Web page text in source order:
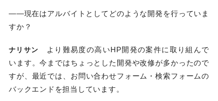
――現在はアルバイトとしてどのような開発を行っていま
すか？
ナリサン
より難易度の高いHP開発の案件に取り組んで
います。今まではちょっとした開発や改修が多かったので
すが、最近では、お問い合わせフォーム・検索フォームの
バックエンドを担当しています。